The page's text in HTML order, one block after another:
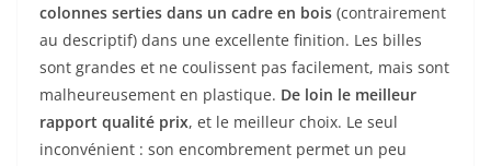
colonnes serties dans un cadre en bois (contrairement
au descriptif) dans une excellente finition. Les billes
sont grandes et ne coulissent pas facilement, mais sont
malheureusement en plastique. De loin le meilleur
rapport qualité prix, et le meilleur choix. Le seul
inconvénient : son encombrement permet un peu